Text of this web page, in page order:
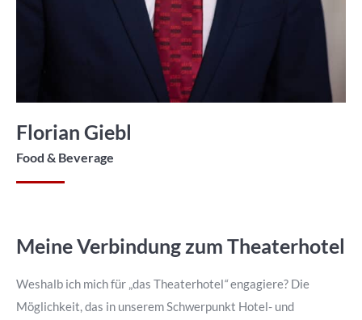
Florian Giebl
Food & Beverage
Meine Verbindung zum Theaterhotel
Weshalb ich mich für „das Theaterhotel“engagiere? Die
Möglichkeit, das in unserem Schwerpunkt Hotel- und